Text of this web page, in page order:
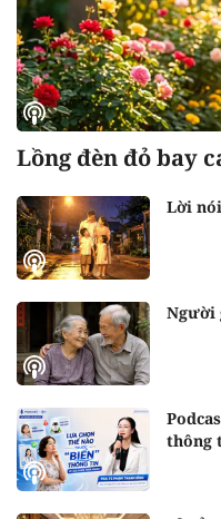
Lồng đèn đỏ bay
Lời
Người
thông